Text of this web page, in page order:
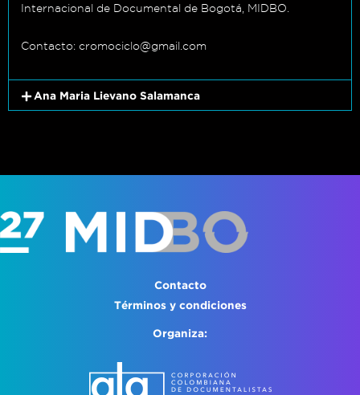
Internacional de Documental de Bogotá, MIDBO.
Contacto: cromociclo@gmail.com
Ana Maria Lievano Salamanca
Contacto
Términos y condiciones
Organiza: